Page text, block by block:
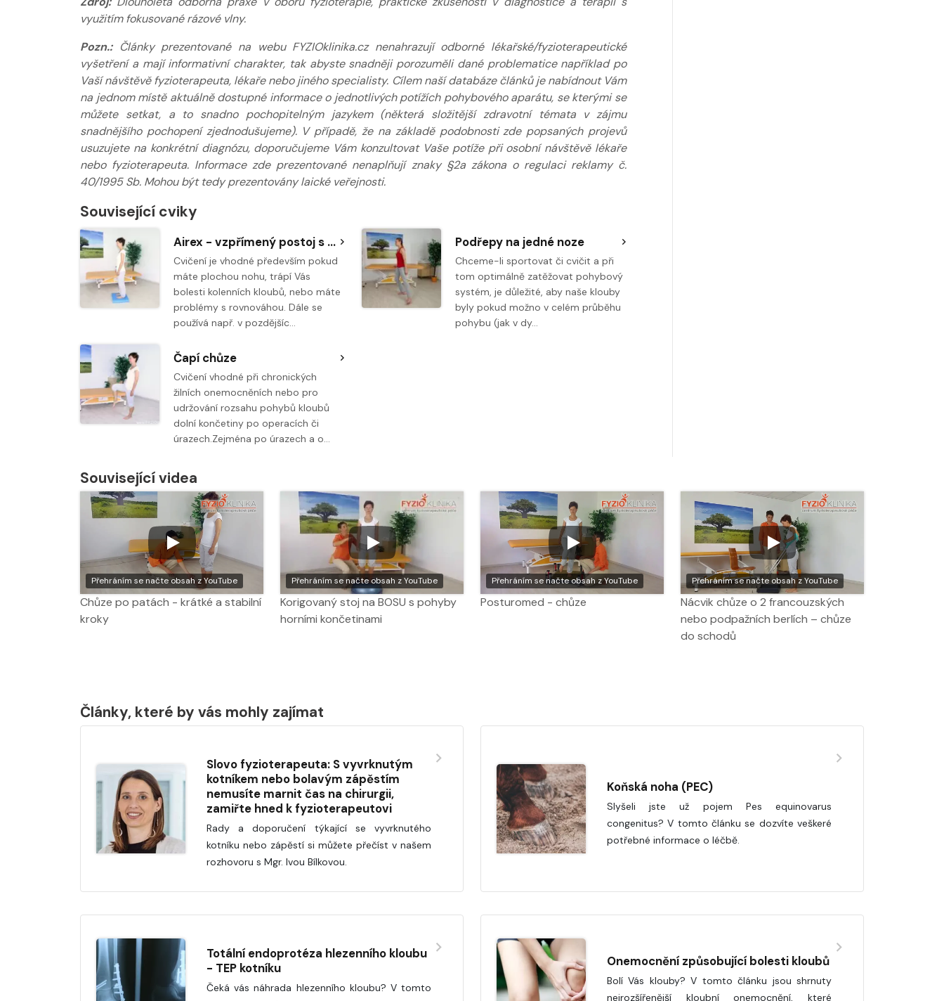
využitím fokusované rázové vlny.
Pozn.:Články prezentované na webu FYZIOklinika.cz nenahrazují odborné lékařské/fyzioterapeutické
vyšetření a mají informativní charakter, tak abyste snadněji porozuměli dané problematice například po
Vaší návštěvě fyzioterapeuta, lékaře nebo jiného specialisty. Cílem naší databáze článků je nabídnout Vám
na jednom místě aktuálně dostupné informace o jednotlivých potížích pohybového aparátu, se kterými se
můžete setkat, a to snadno pochopitelným jazykem (některá složitější zdravotní témata v zájmu
snadnějšího pochopení zjednodušujeme). V případě, že na základě podobnosti zde popsaných projevů
usuzujete na konkrétní diagnózu, doporučujeme Vám konzultovat Vaše potíže při osobní návštěvě lékaře
nebo fyzioterapeuta. Informace zde prezentované nenaplňují znaky §2a zákona o regulaci reklamy č.
40/1995 Sb. Mohou být tedy prezentovány laické veřejnosti.
Související cviky
Airex - vzpřímený postoj s podřepy
Cvičení je vhodné především pokud
máte plochou nohu, trápí Vás
bolesti kolenních kloubů, nebo máte
problémy s rovnováhou. Dále se
používá např. v pozdějšíc…
Podřepy na jedné noze
Chceme-li sportovat či cvičit a při
tom optimálně zatěžovat pohybový
systém, je důležité, aby naše klouby
byly pokud možno v celém průběhu
pohybu (jak v dy…
Čapí chůze
Cvičení vhodné při chronických
žilních onemocněních nebo pro
udržování rozsahu pohybů kloubů
dolní končetiny po operacích či
úrazech.Zejména po úrazech a o…
Související videa
Přehráním se načte obsah z YouTube
Chůze po patách - krátké a stabilní
kroky
Přehráním se načte obsah z YouTube
Korigovaný stoj na BOSU s pohyby
horními končetinami
Přehráním se načte obsah z YouTube
Posturomed - chůze
Přehráním se načte obsah z YouTube
Nácvik chůze o 2 francouzských
nebo podpažních berlích – chůze
do schodů
Články, které by vás mohly zajímat
Slovo fyzioterapeuta: S vyvrknutým
kotníkem nebo bolavým zápěstím
nemusíte marnit čas na chirurgii,
zamiřte hned k fyzioterapeutovi
Rady a doporučení týkající se vyvrknutého
kotníku nebo zápěstí si můžete přečíst v našem
rozhovoru s Mgr. Ivou Bílkovou.
Koňská noha (PEC)
Slyšeli jste už pojem Pes equinovarus
congenitus? V tomto článku se dozvíte veškeré
potřebné informace o léčbě.
Totální endoprotéza hlezenního kloubu
- TEP kotníku
Čeká vás náhrada hlezenního kloubu? V tomto
Onemocnění způsobující bolesti kloubů
Bolí Vás klouby? V tomto článku jsou shrnuty
nejrozšířenější kloubní onemocnění, které